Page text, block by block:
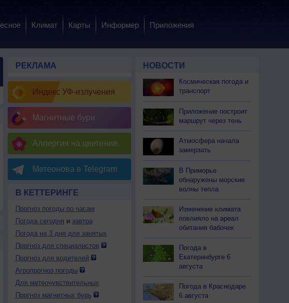
Климат Карты Информер Приложения
9 вс 9 вс
Утро
9 вс
День
9 вс
Вечер
10 пн 10 пн
Вечер
11 вт
РЕКЛАМА
Индекс УФ-излучения
Магнитные бури
Аллергия на цветение
Метеонова в Telegram
В КЕТТЕРИНГЕ
Прогноз погоды по часам
Погода сегодня и завтра
Погода на 3 дня для занятых
Прогноз для специалистов
Прогноз для водителей
Агропрогноз погоды
Для метеочувствительных
Прогноз магнитных бурь
НОВОСТИ
Космическая погода и
транспорт
Приложение построит
маршрут через тень
Атмосфера начала
замерзать
В Приморье
обнаружены морские
волны тепла
Изменение климата
повлияло на ареал
обитания бабочек
Погода в
Екатеринбурге 6
августа
Погода в Краснодаре
6 августа